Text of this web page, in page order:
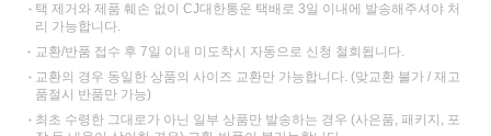
택 제거와 제품 훼손 없이 CJ대한통운 택배로 3일 이내에 발송해주셔야 처
리 가능합니다.
교환/반품 접수 후 7일 이내 미도착시 자동으로 신청 철회됩니다.
교환의 경우 동일한 상품의 사이즈 교환만 가능합니다. (맞교환 불가 / 재고
품절시 반품만 가능)
최초 수령한 그대로가 아닌 일부 상품만 발송하는 경우 (사은품, 패키지, 포